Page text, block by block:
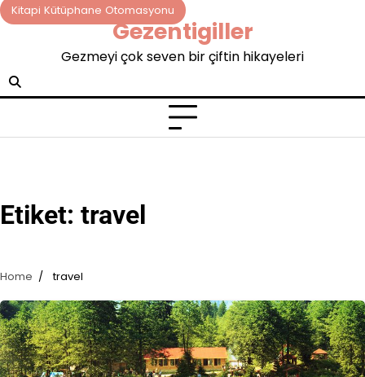
Skip
to
Kitapi Kütüphane Otomasyonu
Gezentigiller
Gezmeyi çok seven bir çiftin hikayeleri
Etiket: travel
Home travel